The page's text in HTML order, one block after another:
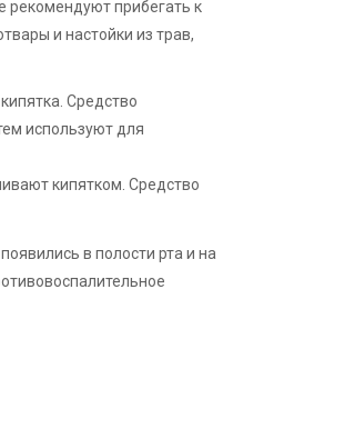
прибегать к
и настойки из трав,
Средство
используют для
кипятком. Средство
в полости рта и на